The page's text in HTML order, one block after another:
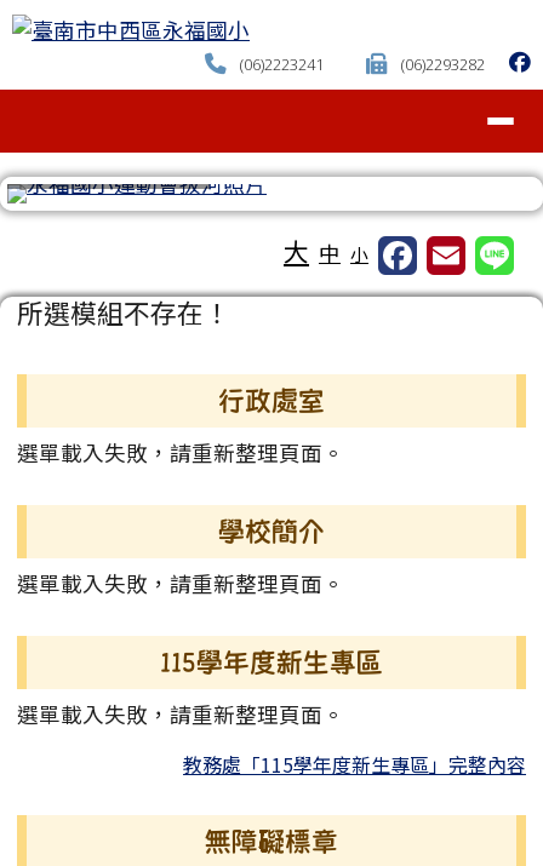
跳至主內容區
臺南市中西區永福國小
(06)2223241 (06)2293282
大 中 小
主內容區域
所選模組不存在！
行政處室
選單載入失敗，請重新整理頁面。
學校簡介
選單載入失敗，請重新整理頁面。
115學年度新生專區
選單載入失敗，請重新整理頁面。
教務處「115學年度新生專區」完整內容
無障礙標章
頁尾區域